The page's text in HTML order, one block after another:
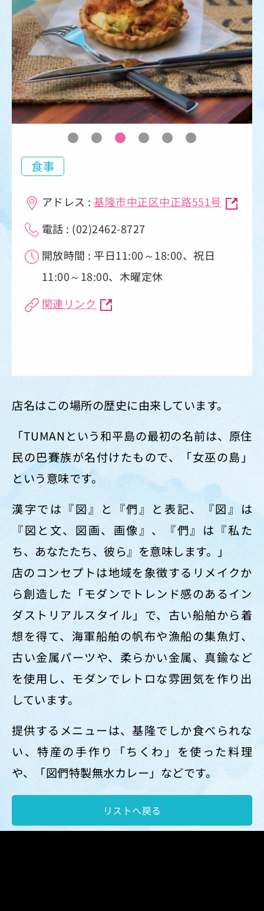
食事
アドレス : 基隆市中正区中正路551号
電話 : (02)2462-8727
開放時間 : 平日11:00～18:00、祝日
11:00～18:00、木曜定休
関連リンク
店名はこの場所の歴史に由来しています。
「TUMANという和平島の最初の名前は、原住
民の巴賽族が名付けたもので、「女巫の島」
という意味です。
漢字では『図』と『們』と表記、『図』は
『図と文、図画、画像』、『們』は『私た
ち、あなたたち、彼ら』を意味します。」
店のコンセプトは地域を象徴するリメイクか
ら創造した「モダンでトレンド感のあるイン
ダストリアルスタイル」で、古い船舶から着
想を得て、海軍船舶の帆布や漁船の集魚灯、
古い金属パーツや、柔らかい金属、真鍮など
を使用し、モダンでレトロな雰囲気を作り出
しています。
提供するメニューは、基隆でしか食べられな
い、特産の手作り「ちくわ」を使った料理
や、「図們特製無水カレー」などです。
リストへ戻る